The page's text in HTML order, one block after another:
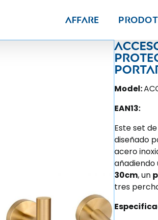
Affare
Model:
EAN13:
Este set de
diseñado
acero
añadiendo
30cm, un
tres